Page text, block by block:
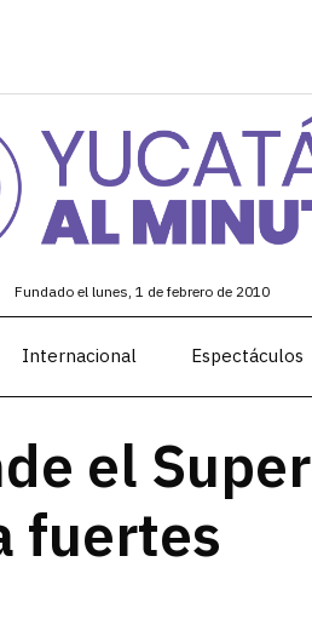
Fundado el lunes, 1 de febrero de 2010
Internacional Espectáculos
el Super
fuertes